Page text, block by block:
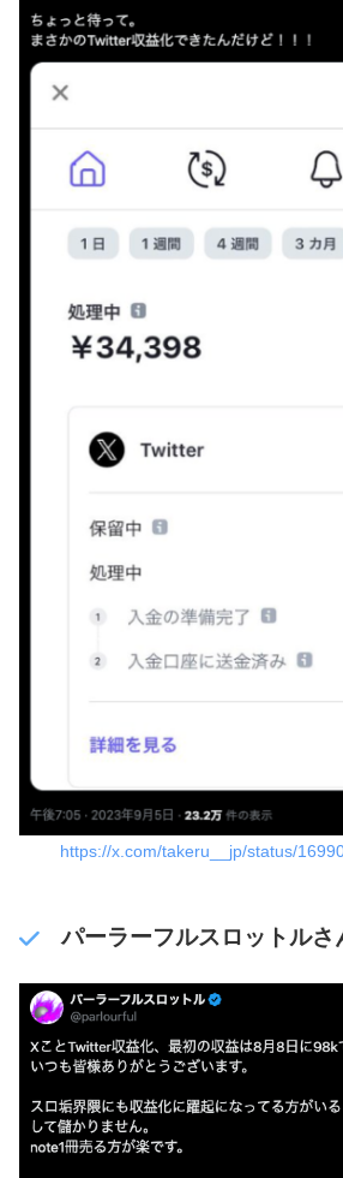
https://x.com/takeru__jp/status/
パーラーフルスロットルさ